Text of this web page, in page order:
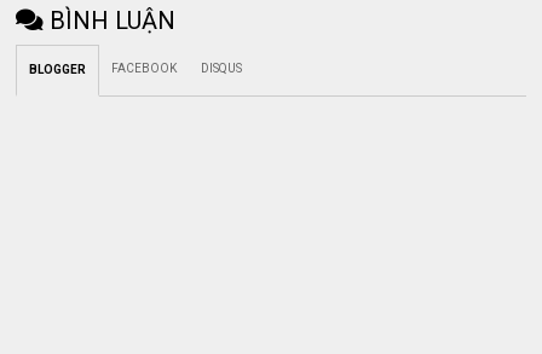
BÌNH LUẬN
BLOGGER FACEBOOK DISQUS